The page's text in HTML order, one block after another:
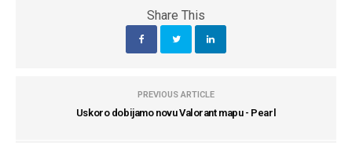
Share This
PREVIOUS ARTICLE
Uskoro dobijamo novu Valorant mapu - Pearl